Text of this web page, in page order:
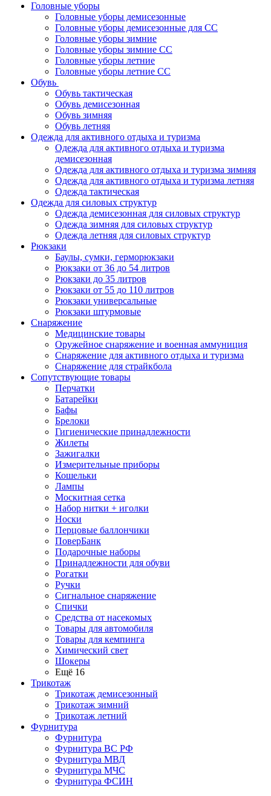
Головные уборы
Головные уборы демисезонные
Головные уборы демисезонные для СС
Головные уборы зимние
Головные уборы зимние СС
Головные уборы летние
Головные уборы летние СС
Обувь
Обувь тактическая
Обувь демисезонная
Обувь зимняя
Обувь летняя
Одежда для активного отдыха и туризма
Одежда для активного отдыха и туризма
демисезонная
Одежда для активного отдыха и туризма зимняя
Одежда для активного отдыха и туризма летняя
Одежда тактическая
Одежда для силовых структур
Одежда демисезонная для силовых структур
Одежда зимняя для силовых структур
Одежда летняя для силовых структур
Рюкзаки
Баулы, сумки, герморюкзаки
Рюкзаки от 36 до 54 литров
Рюкзаки до 35 литров
Рюкзаки от 55 до 110 литров
Рюкзаки универсальные
Рюкзаки штурмовые
Снаряжение
Медицинские товары
Оружейное снаряжение и военная аммуниция
Снаряжение для активного отдыха и туризма
Снаряжение для страйкбола
Сопутствующие товары
Перчатки
Батарейки
Бафы
Брелоки
Гигиенические принадлежности
Жилеты
Зажигалки
Измерительные приборы
Кошельки
Лампы
Москитная сетка
Набор нитки + иголки
Носки
Перцовые баллончики
ПоверБанк
Подарочные наборы
Принадлежности для обуви
Рогатки
Ручки
Сигнальное снаряжение
Спички
Средства от насекомых
Товары для автомобиля
Товары для кемпинга
Химический свет
Шокеры
Ещё 16
Трикотаж
Трикотаж демисезонный
Трикотаж зимний
Трикотаж летний
Фурнитура
Фурнитура
Фурнитура ВС РФ
Фурнитура МВД
Фурнитура МЧС
Фурнитура ФСИН